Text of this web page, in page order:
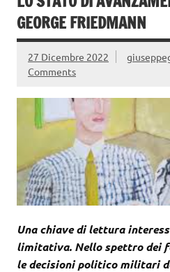
GEORGE FRIEDMANN
27 Dicembre 2022
Comments
Una chiave di lettura
limitativa. Nello spettro dei
le decisioni politico militari